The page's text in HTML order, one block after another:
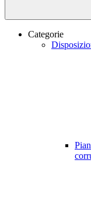
Categorie